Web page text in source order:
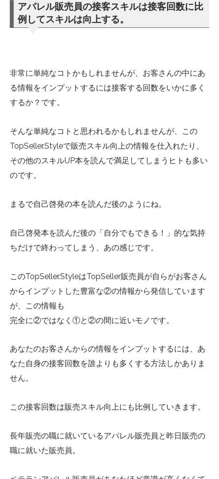
アパレル販売員の接客スキルは接客回数に比
例してスキルは向上する。
非常に単純なコトかもしれませんが、お客さんの中にあ
る情報をインプットするには接客する回数をいかに多く
するか？です。
そんな単純なコトと思われるかもしれませんが、この
TopSeller.Styleで販売スキル向上の情報を仕入れたり、
その他のスキルUP本を読んで満足してしまうヒトも多い
のです。
まるで自己啓発の本を読んだ後のようにね。
自己啓発本を読んだ後の「自分でもできる！」的な気持
ちだけで終わってしまう、あの感じです。
このTopSeller.StyleはTopSeller販売員が自らがお客さん
からインプットした豊富な②の情報から発信しています
が、この情報も
完全に②ではなく①と②の間に近いモノです。
あなたのお客さんからの情報をインプットするには、あ
なた自身の接客回数を誰よりも多くする方法しかありま
せん。
この接客回数は販売スキル向上にも比例していきます。
長年販売の職に就いているアパレル販売員と昨日販売の
職に就いた販売員。